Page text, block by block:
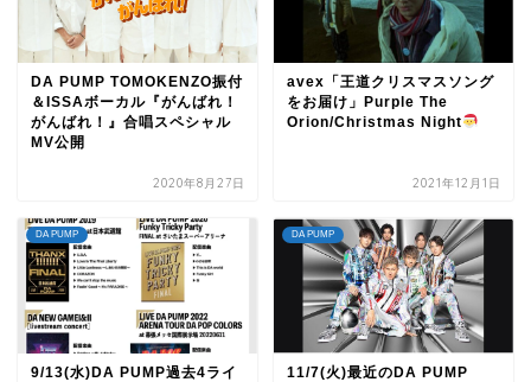
DA PUMP TOMOKENZO振付
＆ISSAボーカル『がんばれ！
がんばれ！』合唱スペシャル
MV公開
2020年8月27日
avex「王道クリスマスソング
をお届け」Purple The
Orion/Christmas Night
2021年12月1日
DA PUMP
9/13(水)DA PUMP過去4ライ
DA PUMP
11/7(火)最近のDA PUMP